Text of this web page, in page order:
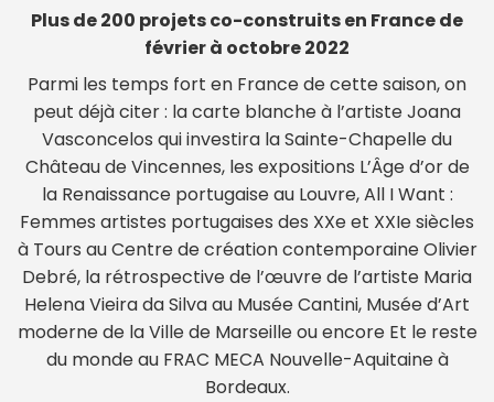
Plus de 200 projets co-construits en France de
février à octobre 2022
Parmi les temps fort en France de cette saison, on
peut déjà citer : la carte blanche à l’artiste Joana
Vasconcelos qui investira la Sainte-Chapelle du
Château de Vincennes, les expositions L’Âge d’or de
la Renaissance portugaise au Louvre, All I Want :
Femmes artistes portugaises des XXe et XXIe siècles
à Tours au Centre de création contemporaine Olivier
Debré, la rétrospective de l’œuvre de l’artiste Maria
Helena Vieira da Silva au Musée Cantini, Musée d’Art
moderne de la Ville de Marseille ou encore Et le reste
du monde au FRAC MECA Nouvelle-Aquitaine à
Bordeaux.